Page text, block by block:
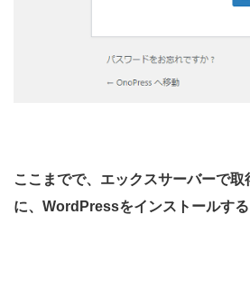
ここまでで、エックスサーバーで
に、WordPressをインストールする